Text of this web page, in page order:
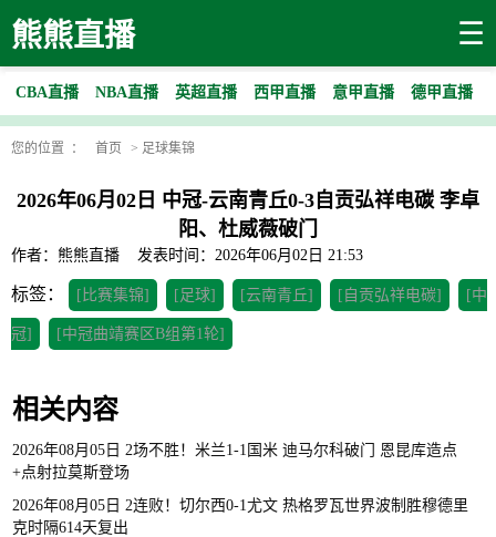
熊熊直播 ☰
CBA直播 NBA直播 英超直播 西甲直播 意甲直播 德甲直播
您的位置 ： 首页 > 足球集锦
2026年06月02日 中冠-云南青丘0-3自贡弘祥电碳 李卓
阳、杜威薇破门
作者：熊熊直播 发表时间：2026年06月02日 21:53
标签： [比赛集锦] [足球] [云南青丘] [自贡弘祥电碳] [中
冠] [中冠曲靖赛区B组第1轮]
相关内容
2026年08月05日 2场不胜！米兰1-1国米 迪马尔科破门 恩昆库造点
+点射拉莫斯登场
2026年08月05日 2连败！切尔西0-1尤文 热格罗瓦世界波制胜穆德里
克时隔614天复出